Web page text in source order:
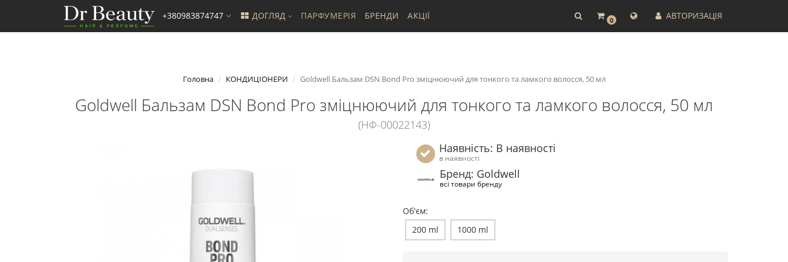
0 АВТОРИЗАЦІЯ
+380983874747 ДОГЛЯД ПАРФУМЕРІЯ БРЕНДИ АКЦІЇ
Головна КОНДИЦІОНЕРИ Goldwell Бальзам DSN Bond Pro зміцнюючий для тонкого та ламкого волосся, 50 мл
Goldwell Бальзам DSN Bond Pro зміцнюючий для тонкого та ламкого волосся, 50 мл
(НФ-00022143)
Наявність: В наявності
в наявності
Бренд: Goldwell
всі товари бренду
Об'єм:
200 ml
1000 ml